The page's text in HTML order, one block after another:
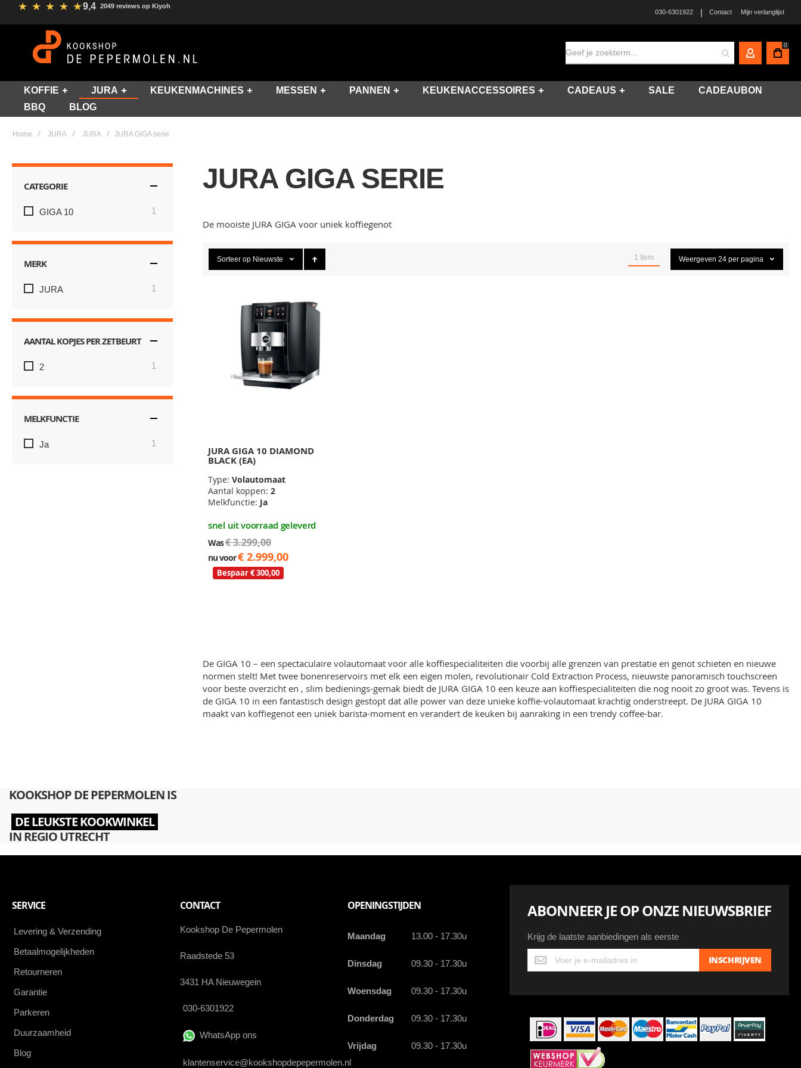
★ ★ ★ ★ ★9,4 2049 reviews op Kiyoh
030-6301922
| Contact Mijn verlanglijst
MIJN
0
KOFFIE JURA KEUKENMACHINES MESSEN PANNEN KEUKENACCESSOIRES CADEAUS SALE
CADEAUBON
BBQ
BLOG
Home JURA JURA JURA GIGA serie
JURA GIGA SERIE
De mooiste JURA GIGA voor uniek koffiegenot
Sorteer op Nieuwste 1 Item Weergeven 24 per pagina
JURA GIGA 10 DIAMOND
BLACK (EA)
Type: Volautomaat
Aantal koppen: 2
Melkfunctie: Ja
snel uit voorraad geleverd
Was€ 3.299,00
nu voor€ 2.999,00
Bespaar € 300,00
De GIGA 10 – een spectaculaire volautomaat voor alle koffiespecialiteiten die voorbij alle grenzen van prestatie en genot schieten en nieuwe
normen stelt! Met twee bonenreservoirs met elk een eigen molen, revolutionair Cold Extraction Process, nieuwste panoramisch touchscreen
voor beste overzicht en , slim bedienings-gemak biedt de JURA GIGA 10 een keuze aan koffiespecialiteiten die nog nooit zo groot was. Tevens is
de GIGA 10 in een fantastisch design gestopt dat alle power van deze unieke koffie-volautomaat krachtig onderstreept. De JURA GIGA 10
maakt van koffiegenot een uniek barista-moment en verandert de keuken bij aanraking in een trendy coffee-bar.
CATEGORIE
GIGA 10 1
MERK
JURA 1
AANTAL KOPJES PER ZETBEURT
2 1
MELKFUNCTIE
Ja 1
KOOKSHOP DE PEPERMOLEN IS
DE LEUKSTE KOOKWINKEL
IN REGIO UTRECHT
ABONNEER JE OP ONZE NIEUWSBRIEF
Krijg de laatste aanbiedingen als eerste
Krijg
de
eerste
INSCHRIJVEN
SERVICE
Levering & Verzending
Betaalmogelijkheden
Retourneren
Garantie
Parkeren
Duurzaamheid
Blog
CONTACT
Kookshop De Pepermolen
Raadstede 53
3431 HA Nieuwegein
030-6301922
WhatsApp ons
klantenservice@kookshopdepepermolen.nl
OPENINGSTIJDEN
Maandag 13.00 - 17.30u
Dinsdag 09.30 - 17.30u
Woensdag 09.30 - 17.30u
Donderdag 09.30 - 17.30u
Vrijdag 09.30 - 17.30u